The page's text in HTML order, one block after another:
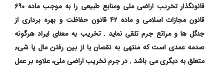
قانونگذار تخریب اراضی ملی ومنابع طبیعی را به موجب ماده 690
قانون مجازات اسلامی و ماده ۴۲ قانون حفاظت و بهره برداری از
جنگل ها و مراتع جرم تلقی نماید . تخریب به معنای ایراد هرگونه
صدمه عمدی است که منتهی به نقصان یا از بین رفتن مال یا شیء
متعلق به دیگری می باشد . در جرم تخریب اراضی ملی، علاوه بر عمل